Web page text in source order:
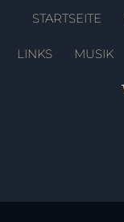
Zum
springen
STARTSEITE
LINKS MUSIK